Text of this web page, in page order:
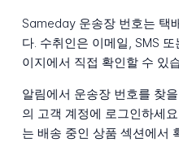
Sameday 운송장 번호는 택
다. 수취인은 이메일, SMS
이지에서 직접 확인할 수 있
알림에서 운송장 번호를 찾
의 고객 계정에 로그인하세
는 배송 중인 상품 섹션에서